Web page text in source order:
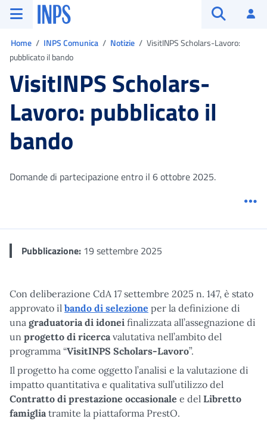
Vai al menu principale
Vai al contenuto principale
Vai al pie' di pagina
INPS ()
Home INPS Comunica Notizie
VisitINPS Scholars-Lavoro:
pubblicato il bando
VisitINPS Scholars-
Lavoro: pubblicato il
bando
Domande di partecipazione entro il 6 ottobre 2025.
Pubblicazione: 19 settembre 2025
Con deliberazione CdA 17 settembre 2025 n. 147, è stato
approvato il bando di selezione per la definizione di
una graduatoria di idonei finalizzata all’assegnazione di
un progetto di ricerca valutativa nell’ambito del
programma “VisitINPS Scholars-Lavoro”.
Il progetto ha come oggetto l’analisi e la valutazione di
impatto quantitativa e qualitativa sull’utilizzo del
Contratto di prestazione occasionale e del Libretto
famiglia tramite la piattaforma PrestO.